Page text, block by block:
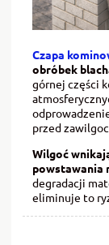
Czapa
obróbek
górnej części
przed
Wilgoć
powstawania
degradacji
eliminuje to